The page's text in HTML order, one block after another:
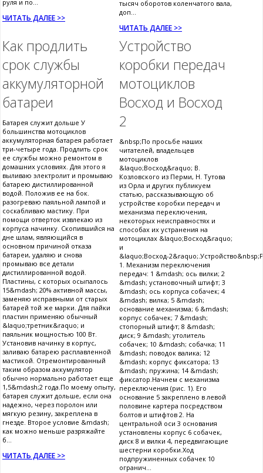
руля и по...
ЧИТАТЬ ДАЛЕЕ >>
тысяч оборотов коленчатого вала,
доп...
ЧИТАТЬ ДАЛЕЕ >>
Как продлить
срок службы
аккумуляторной
батареи
Батарея служит дольше У
большинства мотоциклов
аккумуляторная батарея работает
три-четыре года. Продлить срок
ее службы можно ремонтом в
домашних условиях. Для этого я
выливаю электролит и промываю
батарею дистиллированной
водой. Положив ее на бок.
разогреваю паяльной лампой и
соскабливаю мастику. При
помощи отверток извлекаю из
корпуса начинку. Скопившийся на
дне шлам, являющийся в
основном причиной отказа
батареи, удаляю и снова
промываю все детали
дистиллированной водой.
Пластины, с которых осыпалось
15&mdash; 20% активной массы,
заменяю исправными от старых
батарей той же марки. Для пайки
пластин применяю обычный
&laquo;третник&raquo; и
паяльник мощностью 100 Вт.
Установив начинку в корпус,
заливаю батарею расплавленной
мастикой. Отремонтированный
таким образом аккумулятор
обычно нормально работает еще
1,5&mdash;2 года.По моему опыту,
батарея служит дольше, если она
надежно, через поролон или
мягкую резину, закреплена в
гнезде. Второе условие &mdash;
как можно меньше разряжайте
б...
ЧИТАТЬ ДАЛЕЕ >>
Устройство
коробки передач
мотоциклов
Восход и Восход
2
&nbsp;По просьбе наших
читателей, владельцев
мотоциклов
&laquo;Восход&raquo; В.
Козловского из Перми, Н. Тутова
из Орла и других публикуем
статью, рассказывающую об
устройстве коробки передач и
механизма переключения,
некоторых неисправностях и
способах их устранения на
мотоциклах &laquo;Восход&raquo;
и
&laquo;Восход-
1. Механизм переключения
передач: 1 &mdash; ось вилки; 2
&mdash; установочный штифт; 3
&mdash; ось корпуса собачек; 4
&mdash; вилка; 5 &mdash;
основание механизма; 6 &mdash;
корпус собачек; 7 &mdash;
стопорный штифт; 8 &mdash;
диск; 9 &mdash; утолитель
собачек; 10 &mdash; собачка; 11
&mdash; поводок валика; 12
&mdash; корпус фиксатора; 13
&mdash; пружина; 14 &mdash;
фиксатор.Начнем с механизма
переключения (рис. 1). Его
основание 5 закреплено в левой
половине картера посредством
болтов и штифтов 2. На
центральной оси 3 основания
установлены корпус 6 собачек,
диск 8 и вилки 4, передвигающие
шестерни коробки.Ход
подпружиненных собачек 10
огранич...